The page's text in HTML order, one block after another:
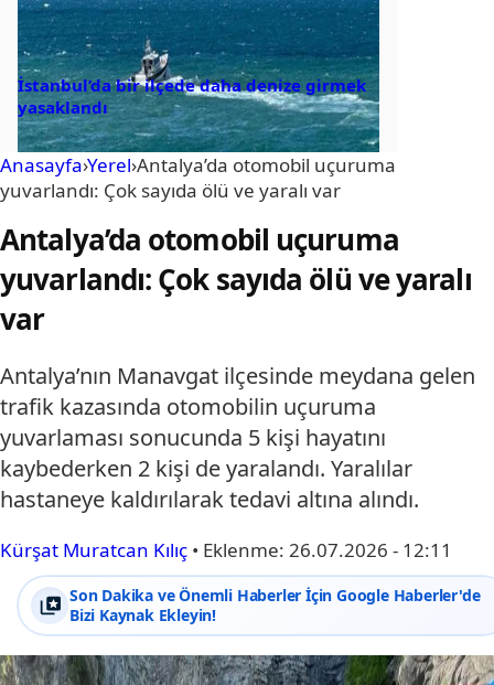
İstanbul’da bir ilçede daha denize girmek
yasaklandı
Anasayfa›Yerel›Antalya’da otomobil uçuruma
yuvarlandı: Çok sayıda ölü ve yaralı var
Antalya’da otomobil uçuruma
yuvarlandı: Çok sayıda ölü ve yaralı
var
Antalya’nın Manavgat ilçesinde meydana gelen
trafik kazasında otomobilin uçuruma
yuvarlaması sonucunda 5 kişi hayatını
kaybederken 2 kişi de yaralandı. Yaralılar
hastaneye kaldırılarak tedavi altına alındı.
Kürşat Muratcan Kılıç • Eklenme: 26.07.2026 - 12:11
Son Dakika ve Önemli Haberler İçin Google Haberler'de
Bizi Kaynak Ekleyin!